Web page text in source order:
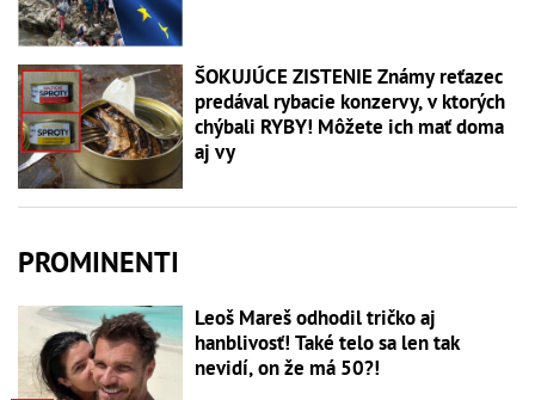
ŠOKUJÚCE ZISTENIE Známy reťazec
predával rybacie konzervy, v ktorých
chýbali RYBY! Môžete ich mať doma
aj vy
PROMINENTI
Leoš Mareš odhodil tričko aj
hanblivosť! Také telo sa len tak
nevidí, on že má 50?!